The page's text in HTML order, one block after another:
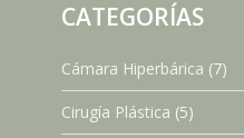
CATEGORÍAS
Cámara Hiperbárica (7)
Cirugía Plástica (5)